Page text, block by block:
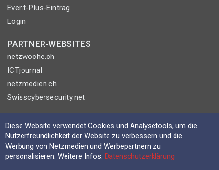
Event-Plus-Eintrag
Login
PARTNER-WEBSITES
netzwoche.ch
ICTjournal
netzmedien.ch
Swisscybersecurity.net
Impressum
AGB
Nutzungsbestimmungen
Diese Website verwendet Cookies und Analysetools, um die
Nutzerfreundlichkeit der Website zu verbessern und die
Werbung von Netzmedien und Werbepartnern zu
personalisieren. Weitere Infos:Datenschutzerklärung